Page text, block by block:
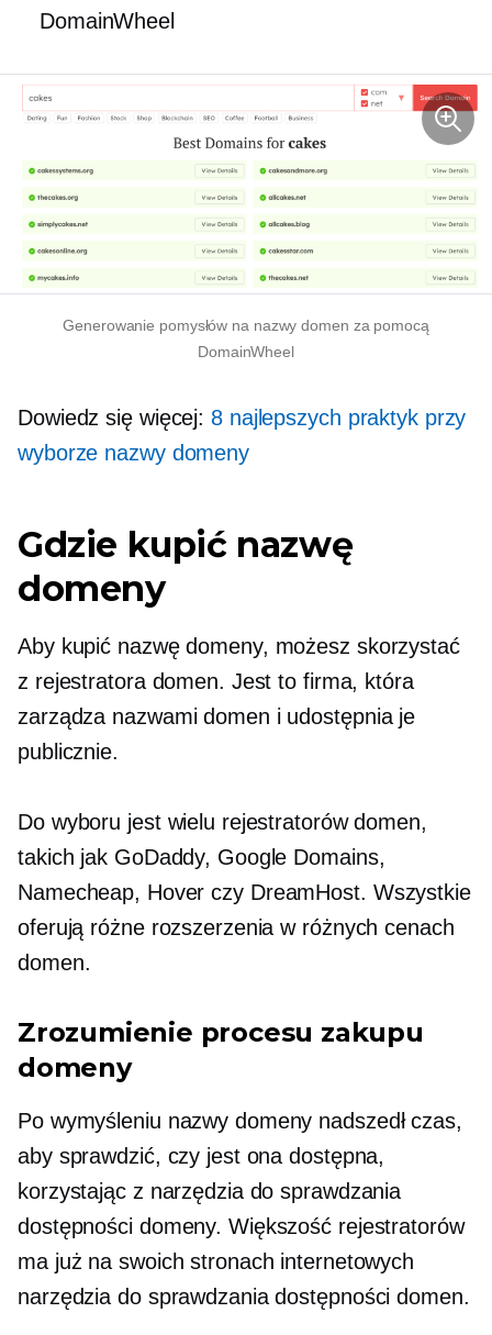
DomainWheel
Generowanie pomysłów na nazwy domen za pomocą
DomainWheel
Dowiedz się więcej: 8 najlepszych praktyk przy
wyborze nazwy domeny
Gdzie kupić nazwę
domeny
Aby kupić nazwę domeny, możesz skorzystać
z rejestratora domen. Jest to firma, która
zarządza nazwami domen i udostępnia je
publicznie.
Do wyboru jest wielu rejestratorów domen,
takich jak GoDaddy, Google Domains,
Namecheap, Hover czy DreamHost. Wszystkie
oferują różne rozszerzenia w różnych cenach
domen.
Zrozumienie procesu zakupu
domeny
Po wymyśleniu nazwy domeny nadszedł czas,
aby sprawdzić, czy jest ona dostępna,
korzystając z narzędzia do sprawdzania
dostępności domeny. Większość rejestratorów
ma już na swoich stronach internetowych
narzędzia do sprawdzania dostępności domen.